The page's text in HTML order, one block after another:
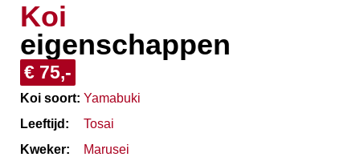
Koi
eigenschappen
€ 75,-
Koi soort:
Leeftijd:
Kweker:
Yamabuki
Tosai
Marusei